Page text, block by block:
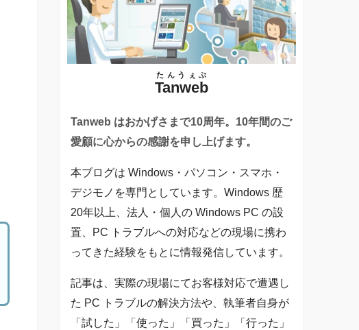
Tanweb
たんうぇぶ
Tanweb はおかげさまで10周年。10年間のご
愛顧に心からの感謝を申し上げます。
本ブログは Windows・パソコン・スマホ・
デジモノを専門としています。Windows 歴
20年以上、法人・個人の Windows PC の設
置、PC トラブルへの対応などの現場に携わ
ってきた経験をもとに情報発信しています。
記事は、実際の現場にてお客様対応で遭遇し
た PC トラブルの解決方法や、執筆者自身が
「試した」「使った」「買った」「行った」